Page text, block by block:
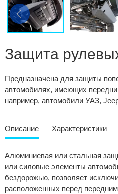
Избранное
Сравнение
Защита
Предназначена для защиты
автомобилях, имеющих
например, автомобили УАЗ,
Описание Характеристики
Алюминиевая или стальная
или силовые элементы
бездорожью, позволяет
расположенных перед